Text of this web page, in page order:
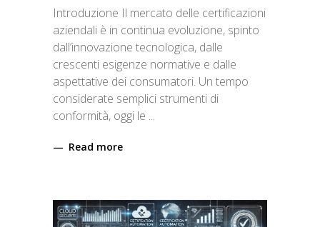
Introduzione Il mercato delle certificazioni
aziendali è in continua evoluzione, spinto
dall’innovazione tecnologica, dalle
crescenti esigenze normative e dalle
aspettative dei consumatori. Un tempo
considerate semplici strumenti di
conformità, oggi le
Read more